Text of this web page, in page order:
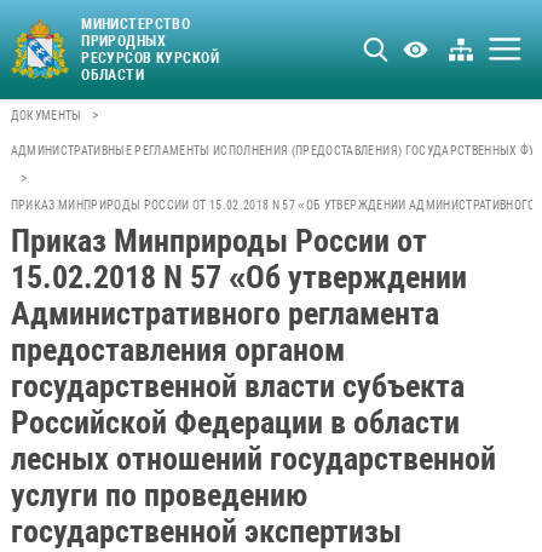
МИНИСТЕРСТВО
ПРИРОДНЫХ
РЕСУРСОВ КУРСКОЙ
ОБЛАСТИ
ДОКУМЕНТЫ >
АДМИНИСТРАТИВНЫЕ РЕГЛАМЕНТЫ ИСПОЛНЕНИЯ (ПРЕДОСТАВЛЕНИЯ) ГОСУДАРСТВЕННЫХ
>
ПРИКАЗ МИНПРИРОДЫ РОССИИ ОТ 15.02.2018 N 57 «ОБ УТВЕРЖДЕНИИ
Приказ Минприроды России от
15.02.2018 N 57 «Об утверждении
Административного регламента
предоставления органом
государственной власти субъекта
Российской Федерации в области
лесных отношений государственной
услуги по проведению
государственной экспертизы